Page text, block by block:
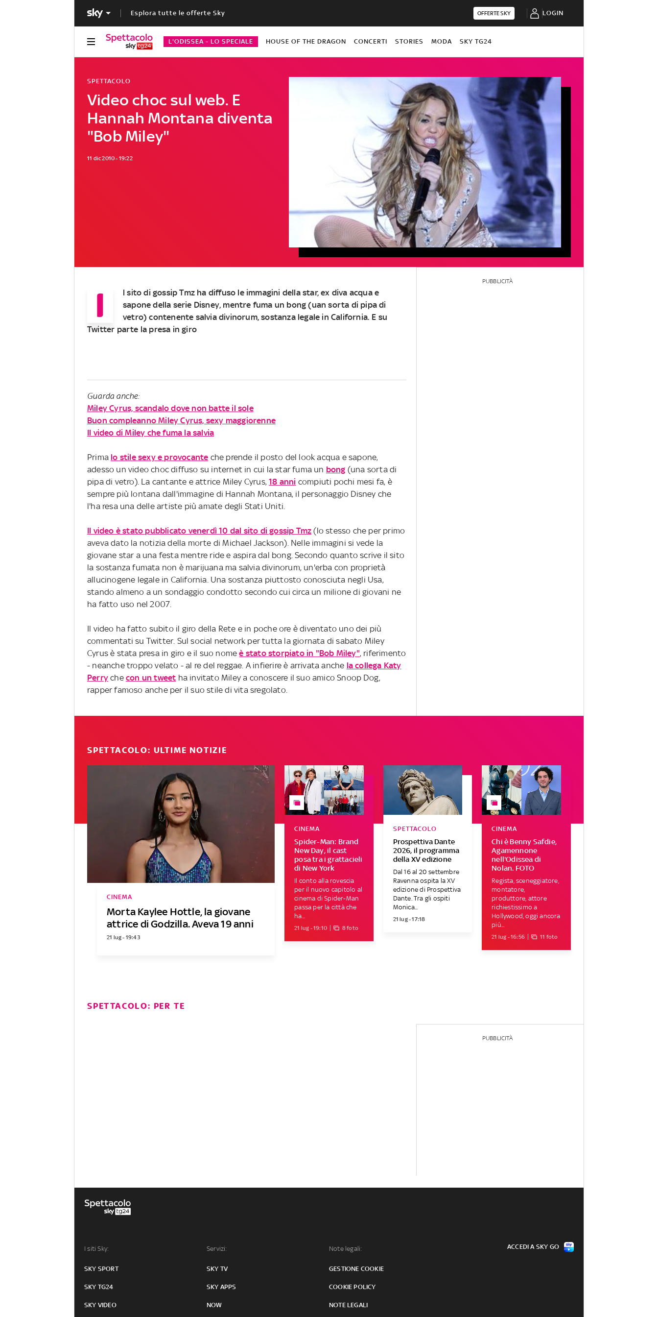
Esplora tutte le offerte Sky OFFERTE SKY LOGIN
L'ODISSEA - LO SPECIALE HOUSE OF THE DRAGON CONCERTI STORIES MODA SKY TG24
Video choc sul web. E
Hannah Montana diventa
"Bob Miley"
SPETTACOLO
11 dic 2010 - 19:22
I
l sito di gossip Tmz ha diffuso le immagini della star, ex diva acqua e
sapone della serie Disney, mentre fuma un bong (uan sorta di pipa di
vetro) contenente salvia divinorum, sostanza legale in California. E su
Twitter parte la presa in giro
Guarda anche:
Miley Cyrus, scandalo dove non batte il sole
Buon compleanno Miley Cyrus, sexy maggiorenne
Il video di Miley che fuma la salvia
Prima lo stile sexy e provocante che prende il posto del look acqua e sapone,
adesso un video choc diffuso su internet in cui la star fuma un bong (una sorta di
pipa di vetro). La cantante e attrice Miley Cyrus,18 anni compiuti pochi mesi fa, è
sempre più lontana dall'immagine di Hannah Montana, il personaggio Disney che
l'ha resa una delle artiste più amate degli Stati Uniti.
Il video è stato pubblicato venerdì 10 dal sito di gossip Tmz (lo stesso che per primo
aveva dato la notizia della morte di Michael Jackson). Nelle immagini si vede la
giovane star a una festa mentre ride e aspira dal bong. Secondo quanto scrive il sito
la sostanza fumata non è marijuana ma salvia divinorum, un'erba con proprietà
allucinogene legale in California. Una sostanza piuttosto conosciuta negli Usa,
stando almeno a un sondaggio condotto secondo cui circa un milione di giovani ne
ha fatto uso nel 2007.
Il video ha fatto subito il giro della Rete e in poche ore è diventato uno dei più
commentati su Twitter. Sul social network per tutta la giornata di sabato Miley
Cyrus è stata presa in giro e il suo nomeè stato storpiato in "Bob Miley", riferimento
- neanche troppo velato - al re del reggae. A infierire è arrivata anche la collega Katy
Perryche con un tweet ha invitato Miley a conoscere il suo amico Snoop Dog,
rapper famoso anche per il suo stile di vita sregolato.
PUBBLICITÀ
SPETTACOLO: ULTIME NOTIZIE
Morta Kaylee Hottle, la giovane
attrice di Godzilla. Aveva 19 anni
CINEMA
21 lug - 19:43
Spider-Man: Brand
New Day, il cast
posa tra i grattacieli
di New York
CINEMA
Il conto alla rovescia
per il nuovo capitolo al
cinema di Spider-Man
passa per la città che
ha...
21 lug - 19:10 8 foto
Prospettiva Dante
2026, il programma
della XV edizione
SPETTACOLO
Dal 16 al 20 settembre
Ravenna ospita la XV
edizione di Prospettiva
Dante. Tra gli ospiti
Monica...
21 lug - 17:18
Chi è Benny Safdie,
Agamennone
nell'Odissea di
Nolan. FOTO
CINEMA
Regista, sceneggiatore,
montatore,
produttore, attore
richiestissimo a
Hollywood, oggi ancora
più...
21 lug - 16:56 11 foto
SPETTACOLO: PER TE
PUBBLICITÀ
I siti Sky:
SKY SPORT
SKY TG24
SKY VIDEO
Servizi:
SKY TV
SKY APPS
NOW
Note legali:
GESTIONE COOKIE
COOKIE POLICY
NOTE LEGALI
ACCEDI A SKY GO